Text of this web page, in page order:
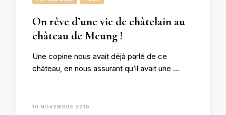
On rêve d’une vie de châtelain au
château de Meung !
Une copine nous avait déjà parlé de ce
château, en nous assurant qu’il avait une …
10 NOVEMBRE 2016